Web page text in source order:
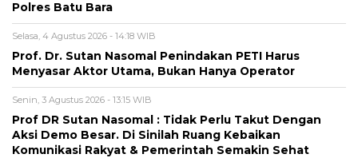
Polres Batu Bara
Selasa, 4 Agustus 2026 - 14:18 WIB
Prof. Dr. Sutan Nasomal Penindakan PETI Harus
Menyasar Aktor Utama, Bukan Hanya Operator
Senin, 3 Agustus 2026 - 13:15 WIB
Prof DR Sutan Nasomal : Tidak Perlu Takut Dengan
Aksi Demo Besar. Di Sinilah Ruang Kebaikan
Komunikasi Rakyat & Pemerintah Semakin Sehat